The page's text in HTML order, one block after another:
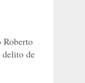
delito de